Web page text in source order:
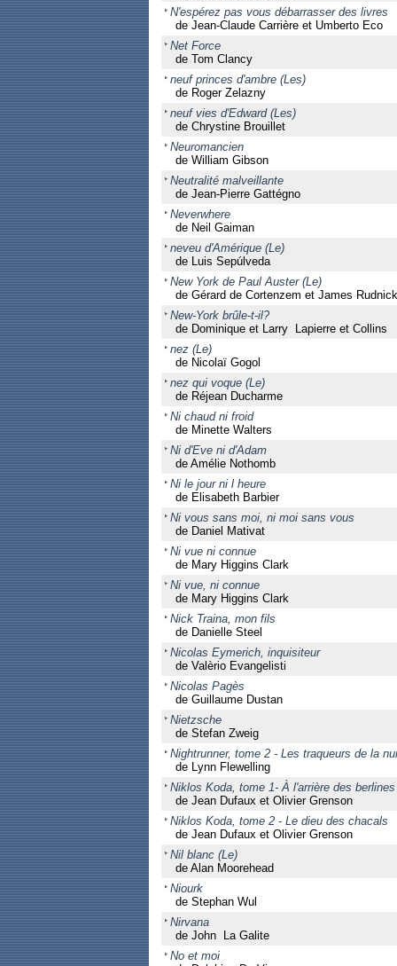
N'espérez pas vous débarrasser des livres
de Jean-Claude Carrière et Umberto Eco
Net Force
de Tom Clancy
neuf princes d'ambre (Les)
de Roger Zelazny
neuf vies d'Edward (Les)
de Chrystine Brouillet
Neuromancien
de William Gibson
Neutralité malveillante
de Jean-Pierre Gattégno
Neverwhere
de Neil Gaiman
neveu d'Amérique (Le)
de Luis Sepúlveda
New York de Paul Auster (Le)
de Gérard de Cortenzem et James Rudnick
New-York brûle-t-il?
de Dominique et Larry Lapierre et Collins
nez (Le)
de Nicolaï Gogol
nez qui voque (Le)
de Réjean Ducharme
Ni chaud ni froid
de Minette Walters
Ni d'Eve ni d'Adam
de Amélie Nothomb
Ni le jour ni l heure
de Elisabeth Barbier
Ni vous sans moi, ni moi sans vous
de Daniel Mativat
Ni vue ni connue
de Mary Higgins Clark
Ni vue, ni connue
de Mary Higgins Clark
Nick Traina, mon fils
de Danielle Steel
Nicolas Eymerich, inquisiteur
de Valèrio Evangelisti
Nicolas Pagès
de Guillaume Dustan
Nietzsche
de Stefan Zweig
Nightrunner, tome 2 - Les traqueurs de la
de Lynn Flewelling
Niklos Koda, tome 1- À l'arrière des berlines
de Jean Dufaux et Olivier Grenson
Niklos Koda, tome 2 - Le dieu des chacals
de Jean Dufaux et Olivier Grenson
Nil blanc (Le)
de Alan Moorehead
Niourk
de Stephan Wul
Nirvana
de John La Galite
No et moi